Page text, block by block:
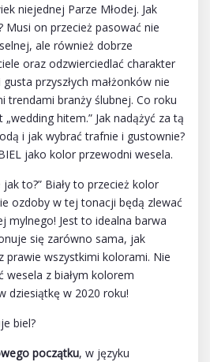
niejednej Parze Młodej. Jak
Musi on przecież pasować nie
ale również dobrze
oraz odzwierciedlać charakter
przyszłych małżonków nie
trendami branży ślubnej. Co roku
hitem.” Jak nadążyć za tą
i jak wybrać trafnie i gustownie?
jako kolor przewodni wesela.
to?” Biały to przecież kolor
ozdoby w tej tonacji będą zlewać
mylnego! Jest to idealna barwa
się zarówno sama, jak
prawie wszystkimi kolorami. Nie
z białym kolorem
dziesiątkę w 2020 roku!
biel?
początku, w języku